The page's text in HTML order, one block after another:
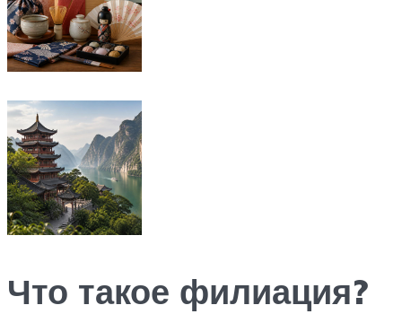
Что такое филиация?